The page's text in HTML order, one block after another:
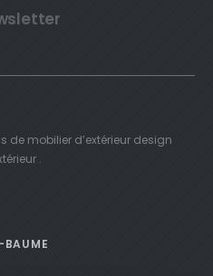
mobilier d’extérieur design
.